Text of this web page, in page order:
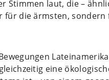
Stimmen laut, die –
für die ärmsten, sondern
eine